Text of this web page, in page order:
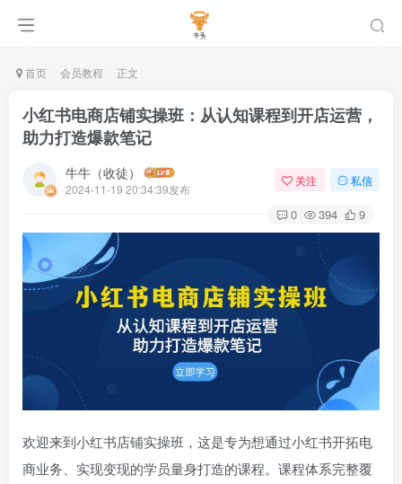
首页 会员教程 正文
小红书电商店铺实操班：从认知课程到开店运营，
助力打造爆款笔记
牛牛（收徒）
2024-11-19 20:34:39发布
关注 私信
0 394 9
欢迎来到小红书店铺实操班，这是专为想通过小红书开拓电
商业务、实现变现的学员量身打造的课程。课程体系完整覆